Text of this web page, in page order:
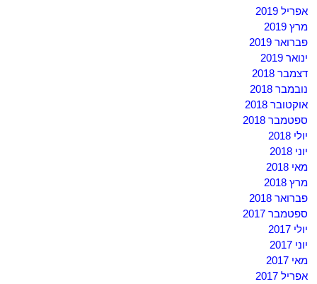
אפריל 2019
מרץ 2019
פברואר 2019
ינואר 2019
דצמבר 2018
נובמבר 2018
אוקטובר 2018
ספטמבר 2018
יולי 2018
יוני 2018
מאי 2018
מרץ 2018
פברואר 2018
ספטמבר 2017
יולי 2017
יוני 2017
מאי 2017
אפריל 2017